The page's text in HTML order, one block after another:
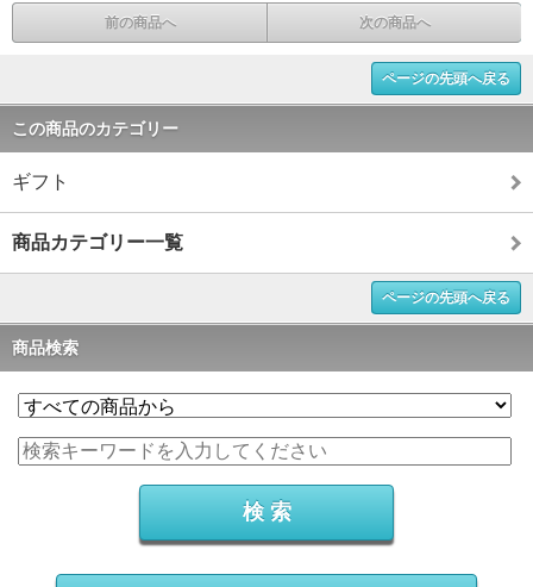
前の商品へ 次の商品へ
ページの先頭へ戻る
この商品のカテゴリー
ギフト
商品カテゴリー一覧
ページの先頭へ戻る
商品検索